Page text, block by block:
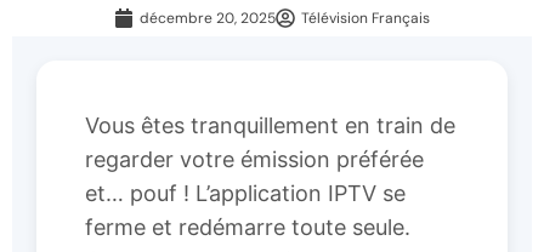
décembre 20, 2025 Télévision Français
Vous êtes tranquillement en train de
regarder votre émission préférée
et… pouf ! L’application IPTV se
ferme et redémarre toute seule.